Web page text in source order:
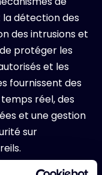
détection des
des intrusions et
protéger les
et les
fournissent des
réel, des
et une gestion
sur